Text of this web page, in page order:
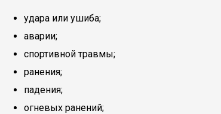
удара или ушиба;
аварии;
спортивной травмы;
ранения;
падения;
огневых ранений;